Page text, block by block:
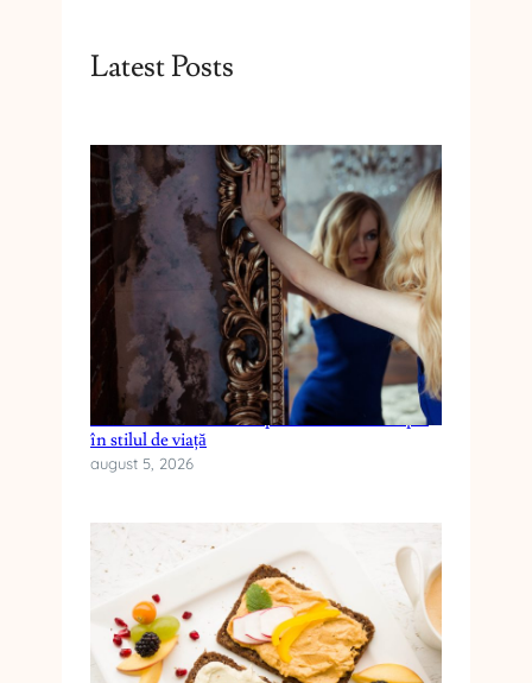
Latest Posts
Cum reduci anxietatea prin schimbări simple
în stilul de viață
august 5, 2026